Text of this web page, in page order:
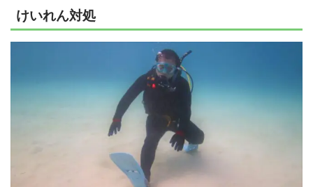
けいれん対処